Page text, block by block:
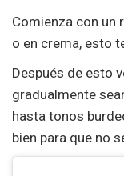
Comienza con un
o en crema, esto
Después de esto
gradualmente
hasta tonos
bien para que no